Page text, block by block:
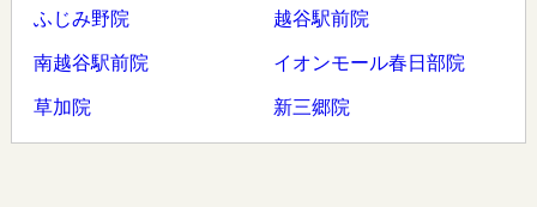
ふじみ野院 越谷駅前院
南越谷駅前院 イオンモール春日部院
草加院 新三郷院